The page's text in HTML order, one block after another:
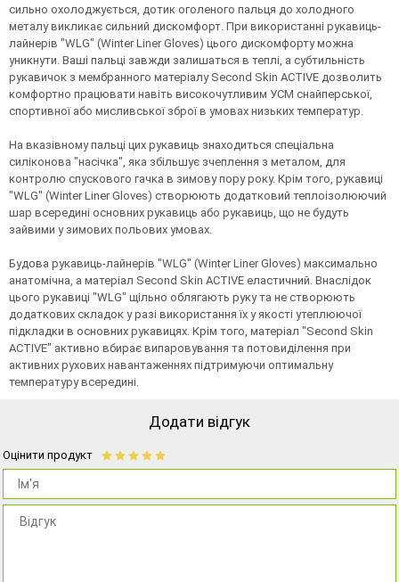
сильно охолоджується, дотик оголеного пальця до холодного
металу викликає сильний дискомфорт. При використанні рукавиць-
лайнерів "WLG" (Winter Liner Gloves) цього дискомфорту можна
уникнути. Ваші пальці завжди залишаться в теплі, а субтильність
рукавичок з мембранного матеріалу Second Skin ACTIVE дозволить
комфортно працювати навіть високочутливим УСМ снайперської,
спортивної або мисливської зброї в умовах низьких температур.
На вказівному пальці цих рукавиць знаходиться спеціальна
силіконова "насічка", яка збільшує зчеплення з металом, для
контролю спускового гачка в зимову пору року. Крім того, рукавиці
"WLG" (Winter Liner Gloves) створюють додатковий теплоізолюючий
шар всередині основних рукавиць або рукавиць, що не будуть
зайвими у зимових польових умовах.
Будова рукавиць-лайнерів "WLG" (Winter Liner Gloves) максимально
анатомічна, а матеріал Second Skin ACTIVE еластичний. Внаслідок
цього рукавиці "WLG" щільно облягають руку та не створюють
додаткових складок у разі використання їх у якості утеплюючої
підкладки в основних рукавицях. Крім того, матеріал "Second Skin
ACTIVE" активно вбирає випаровування та потовиділення при
активних рухових навантаженнях підтримуючи оптимальну
температуру всередині.
Додати відгук
Оцінити продукт